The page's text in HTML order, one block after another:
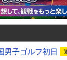
男子ゴルフ初日